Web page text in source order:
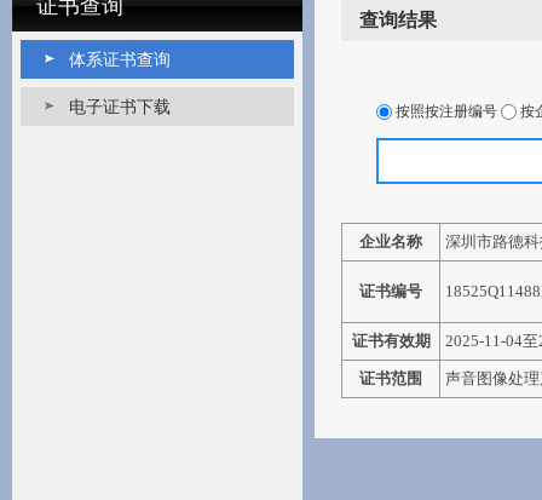
证书查询
体系证书查询
电子证书下载
查询结果
按照按注册编号 按
企业名称 深圳市路德
证书编号
证书有效期 2025-11-04
证书范围 声音图像处